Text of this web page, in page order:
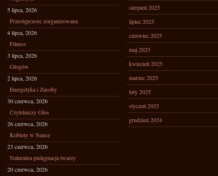
5 lipca, 2026
Przestępczośc zorganizowana
4 lipca, 2026
Fitness
3 lipca, 2026
Głogów
2 lipca, 2026
Energetyka i Zasoby
30 czerwca, 2026
Czytelniczy Głos
26 czerwca, 2026
Kobiety w Nauce
23 czerwca, 2026
Naturalna pielęgnacja twarzy
20 czerwca, 2026
sierpień 2025
lipiec 2025
czerwiec 2025
maj 2025
kwiecień 2025
marzec 2025
luty 2025
styczeń 2025
grudzień 2024